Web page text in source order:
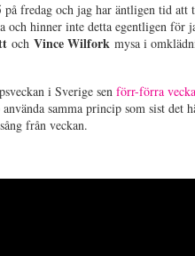
fredag och jag har äntligen tid att
hinner inte detta egentligen för
ochVince Wilforkmysa i
i Sverige senförr-förra
samma princip som sist det
från veckan.